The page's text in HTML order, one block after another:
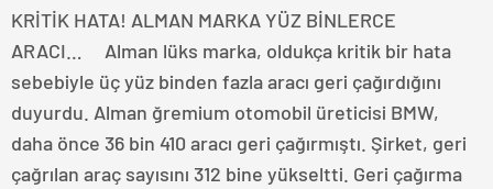
KRİTİK HATA! ALMAN MARKA YÜZ BİNLERCE
ARACI… Alman lüks marka, oldukça kritik bir hata
sebebiyle üç yüz binden fazla aracı geri çağırdığını
duyurdu. Alman ğremium otomobil üreticisi BMW,
daha önce 36 bin 410 aracı geri çağırmıştı. Şirket, geri
çağrılan araç sayısını 312 bine yükseltti. Geri çağırma